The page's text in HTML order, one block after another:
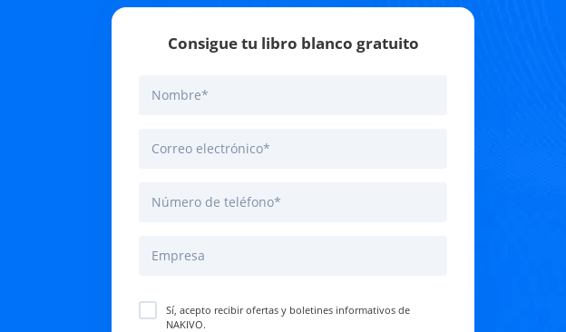
Consigue tu libro blanco gratuito
Sí, acepto recibir ofertas y boletines informativos de
NAKIVO.